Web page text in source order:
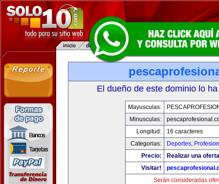
El dueño de este dominio lo
Mayusculas:
Minusculas:
Longitud:
16 caracteres
Categorias:
Deportes,
Precio:
Realizar una
Visitar!
Serán consideradas